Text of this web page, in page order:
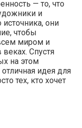
— то, что
и
они
чтобы
миром и
Спустя
на этом
идея для
тех, кто хочет